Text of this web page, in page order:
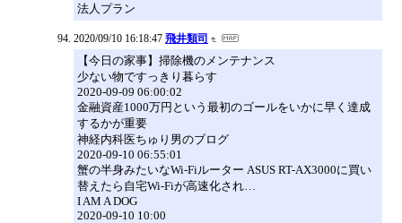
法人プラン
2020/09/10 16:18:47 飛井類司
【今日の家事】掃除機のメンテナンス
少ない物ですっきり暮らす
2020-09-09 06:00:02
金融資産1000万円という最初のゴールをいかに早く達成
するかが重要
神経内科医ちゅり男のブログ
2020-09-10 06:55:01
蟹の半身みたいなWi-Fiルーター ASUS RT-AX3000に買い
替えたら自宅Wi-Fiが高速化され…
I AM A DOG
2020-09-10 10:00